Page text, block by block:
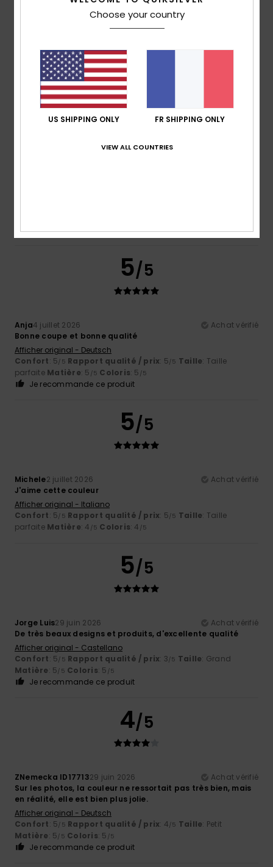
J'aime cette marque
Afficher original - Castellano
Confort: 5/5 Rapport qualité / prix
parfaiteMatière: 5/5 Coloris
parfaiteMatière: 5/5 Coloris: 1/5
5/5
Anja4 juillet 2026
Achat vérifié
Bonne coupe et bonne qualité
Afficher original - Deutsch
Confort: 5/5 Rapport qualité / prix: 5/5 Taille: Taille
parfaite Matière: 5 /5 Coloris: 5 /5
Je recommande ce produit
5/5
Michele2 juillet 2026
Achat vérifié
J'aime cette couleur
Afficher original - Italiano
Confort: 5/5 Rapport qualité / prix: 5/5 Taille: Taille
parfaite Matière: 4 /5 Coloris: 4 /5
5/5
Jorge Luis29 juin 2026
Achat vérifié
De très beaux designs et produits, d'excellente qualité
Afficher original - Castellano
Confort: 5/5 Rapport qualité / prix: 3/5 Taille: Grand
Matière: 5/5 Coloris: 5 /5
Je recommande ce produit
4/5
ZNemecka ID1771329 juin 2026
Achat vérifié
Sur les photos, la couleur ne ressortait pas très bien, mais
en réalité, elle est bien plus jolie.
Afficher original - Deutsch
Confort: 5/5 Rapport qualité / prix: 4/5 Taille: Petit
Matière: 5/5 Coloris: 5 /5
Je recommande ce produit
Choose your country
US SHIPPING ONLY FR SHIPPING ONLY
VIEW ALL COUNTRIES